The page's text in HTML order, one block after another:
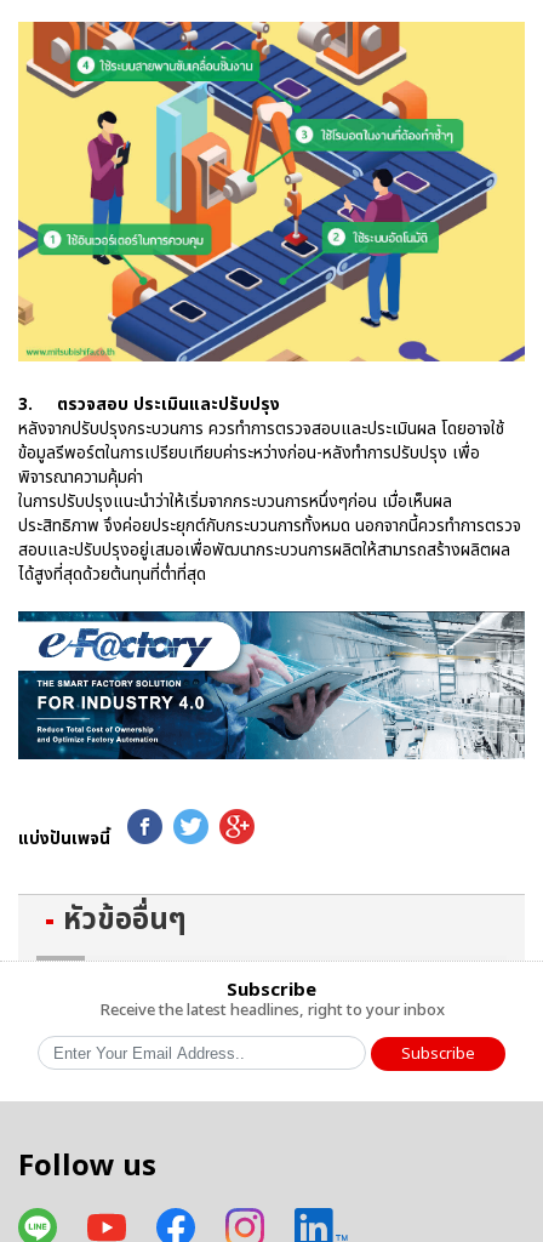
3.
ตรวจสอบ ประเมินและปรับปรุง
หลังจากปรับปรุงกระบวนการ ควรทำการตรวจสอบและประเมินผล โดยอาจใช้
ข้อมูลรีพอร์ตในการเปรียบเทียบค่าระหว่างก่อน-หลังทำการปรับปรุง เพื่อ
พิจารณาความคุ้มค่า
ในการปรับปรุงแนะนำว่าให้เริ่มจากกระบวนการหนึ่งๆก่อน เมื่อเห็นผล
ประสิทธิภาพ จึงค่อยประยุกต์กับกระบวนการทั้งหมด นอกจากนี้ควรทำการตรวจ
สอบและปรับปรุงอยู่เสมอเพื่อพัฒนากระบวนการผลิตให้สามารถสร้างผลิตผล
ได้สูงที่สุดด้วยต้นทุนที่ต่ำที่สุด
แบ่งปันเพจนี้
หัวข้ออื่นๆ
Subscribe
Receive the latest headlines, right to your inbox
Subscribe
Follow us